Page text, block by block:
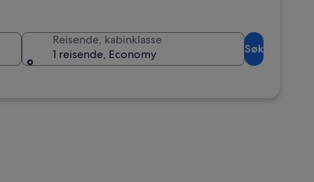
Reisende, kabinklasse
1 reisende, Economy
Søk